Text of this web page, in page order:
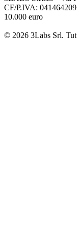
CF/P.IVA:
10.000 euro
© 2026 3Labs Srl.